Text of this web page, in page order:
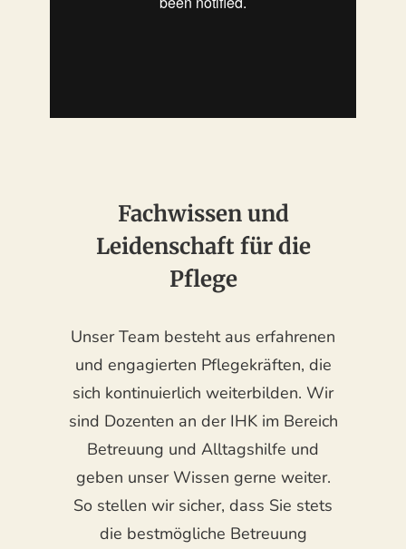
Fachwissen und
Leidenschaft für die
Pflege
Unser Team besteht aus erfahrenen
und engagierten Pflegekräften, die
sich kontinuierlich weiterbilden. Wir
sind Dozenten an der IHK im Bereich
Betreuung und Alltagshilfe und
geben unser Wissen gerne weiter.
So stellen wir sicher, dass Sie stets
die bestmögliche Betreuung